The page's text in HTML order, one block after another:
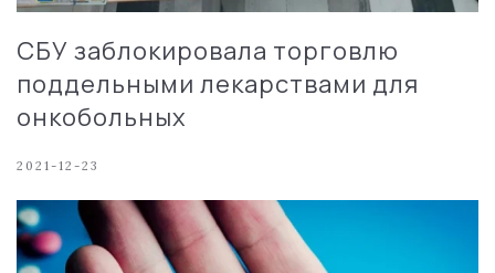
СБУ заблокировала торговлю
поддельными лекарствами для
онкобольных
2021-12-23